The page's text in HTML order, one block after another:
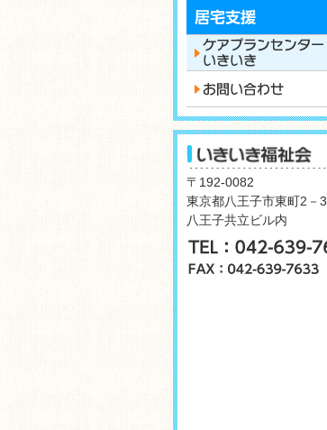
〒192-0082
東京都八王子市東町2－3
八王子共立ビル内